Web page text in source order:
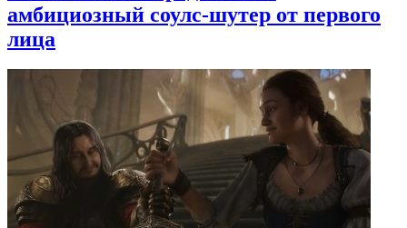
амбициозный соулс-шутер от первого
лица